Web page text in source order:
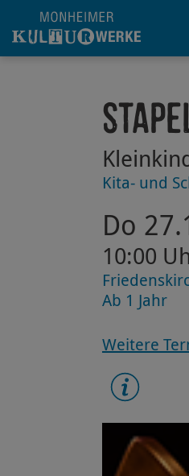
Hauptregion der Seite
Kita- und
Do
10:00
Ab 1 Jahr
Weitere